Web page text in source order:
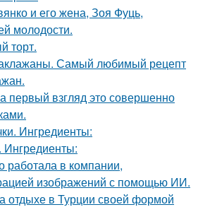
и его жена, Зоя Фуць,
молодости.
торт.
Самый любимый рецепт
первый взгляд это совершенно
Ингредиенты:
Ингредиенты:
работала в компании,
изображений с помощью ИИ.
отдыхе в Турции своей формой